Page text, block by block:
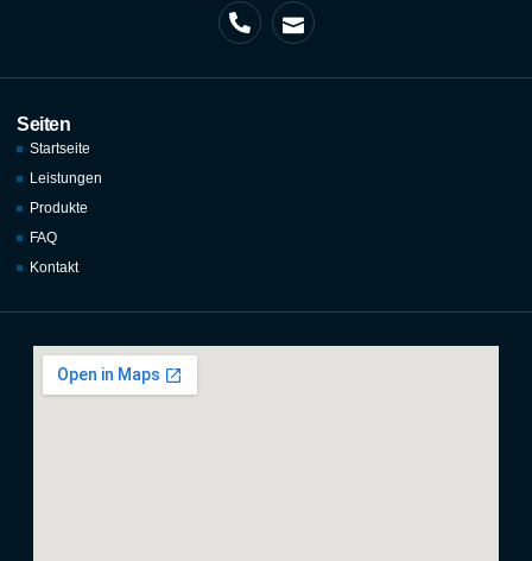
Seiten
Startseite
Leistungen
Produkte
FAQ
Kontakt